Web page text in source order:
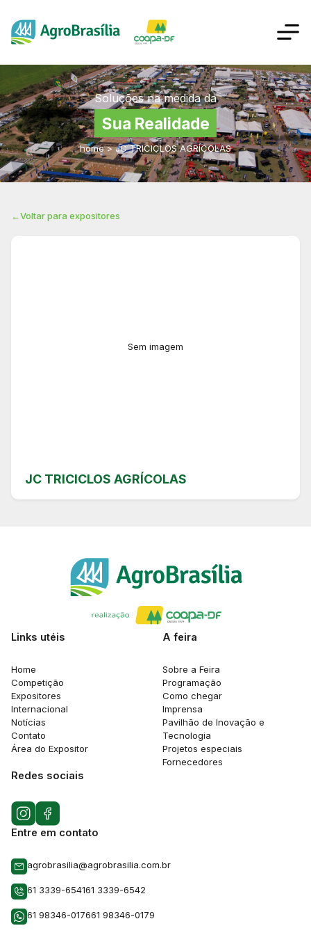
Soluções na medida da
Sua Realidade
home > JC TRICICLOS AGRÍCOLAS
←Voltar para expositores
Sem imagem
JC TRICICLOS AGRÍCOLAS
Links utéis
Home
Competição
Expositores
Internacional
Notícias
Contato
Área do Expositor
A feira
Sobre a Feira
Programação
Como chegar
Imprensa
Pavilhão de Inovação e
Tecnologia
Projetos especiais
Fornecedores
Redes sociais
Entre em contato
agrobrasilia@agrobrasilia.com.br
61 3339-654161 3339-6542
61 98346-017661 98346-0179